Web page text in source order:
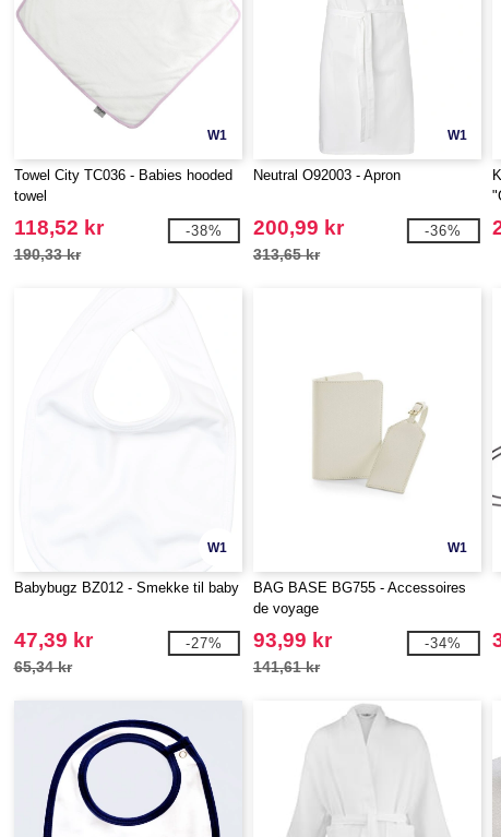
W1
Towel City TC036 - Babies hooded
towel
118,52 kr
190,33 kr
-38%
W1
Neutral O92003 - Apron
200,99 kr
313,65 kr
-36%
W1
Babybugz BZ012 - Smekke til baby
47,39 kr
65,34 kr
-27%
W1
BAG BASE BG755 - Accessoires
de voyage
93,99 kr
141,61 kr
-34%